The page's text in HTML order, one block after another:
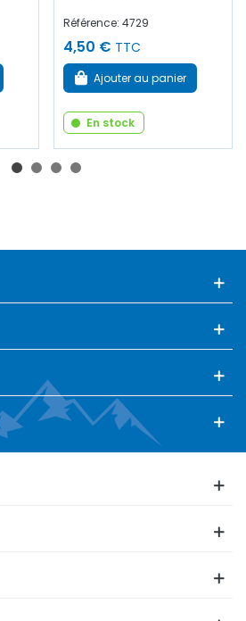
Référence: 4729
4,50 € TTC
Ajouter au panier
En stock